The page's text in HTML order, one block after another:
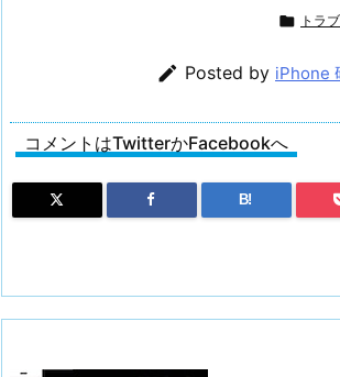
 トラ
 Posted by iPhone
コメントはTwitterかFacebookへ
B!